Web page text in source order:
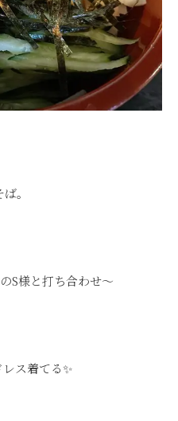
。
S様と打ち合わせ～
ス着てる✨